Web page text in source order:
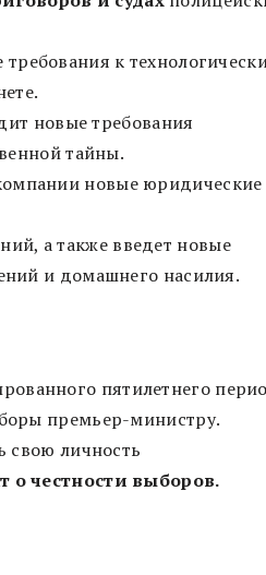
к
новые требования
тайны.
новые юридические
а также введет новые
и домашнего насилия.
пятилетнего
премьер-министру.
свою личность
о честности выборов.